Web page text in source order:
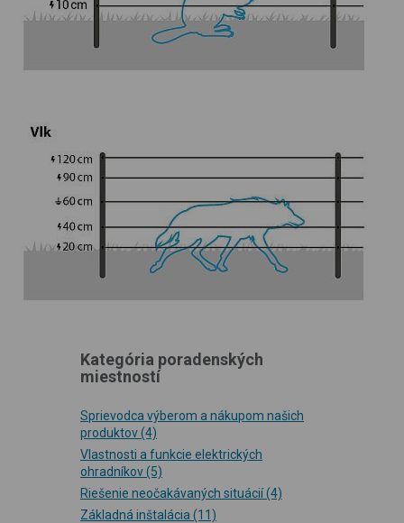
Kategória poradenských
miestností
Sprievodca výberom a nákupom našich
produktov(4)
Vlastnosti a funkcie elektrických
ohradníkov(5)
Riešenie neočakávaných situácií(4)
Základná inštalácia (11)